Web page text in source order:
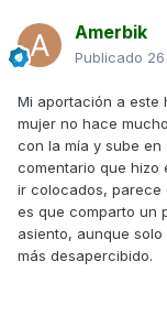
Amerbik
Publicado
Mi aportación a este
mujer no hace
con la mía y sube en
comentario que hizo
ir colocados, parece
es que comparto un
asiento, aunque
más desapercibido.